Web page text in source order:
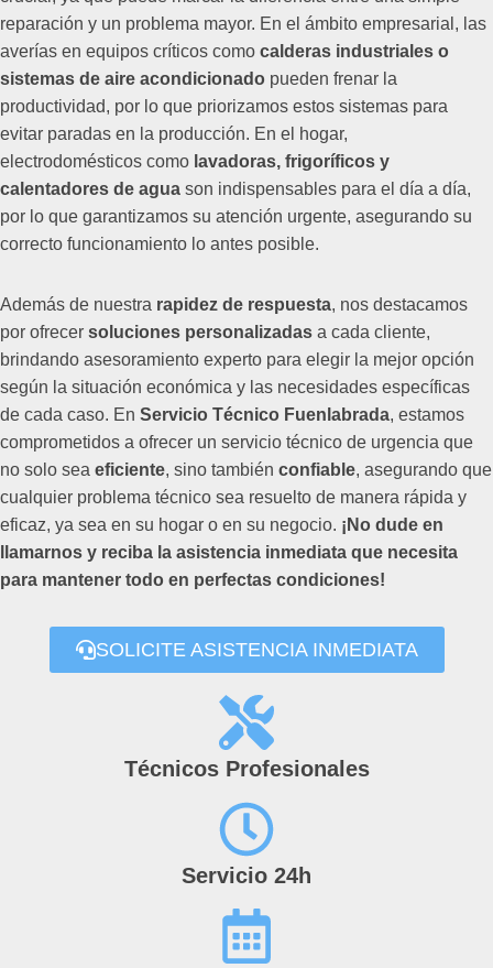
reparación y un problema mayor. En el ámbito empresarial, las
averías en equipos críticos como calderas industriales o
sistemas de aire acondicionado pueden frenar la
productividad, por lo que priorizamos estos sistemas para
evitar paradas en la producción. En el hogar,
electrodomésticos como lavadoras, frigoríficos y
calentadores de agua son indispensables para el día a día,
por lo que garantizamos su atención urgente, asegurando su
correcto funcionamiento lo antes posible.
Además de nuestra rapidez de respuesta, nos destacamos
por ofrecer soluciones personalizadas a cada cliente,
brindando asesoramiento experto para elegir la mejor opción
según la situación económica y las necesidades específicas
de cada caso. En Servicio Técnico Fuenlabrada, estamos
comprometidos a ofrecer un servicio técnico de urgencia que
no solo sea eficiente, sino también confiable, asegurando que
cualquier problema técnico sea resuelto de manera rápida y
eficaz, ya sea en su hogar o en su negocio. ¡No dude en
llamarnos y reciba la asistencia inmediata que necesita
para mantener todo en perfectas condiciones!
SOLICITE ASISTENCIA INMEDIATA
Técnicos Profesionales
Servicio 24h